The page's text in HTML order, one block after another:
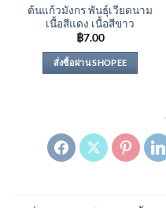
ต้นแก้วมังกร พันธุ์เวียดนาม
เนื้อสีแดง เนื้อสีขาว
฿7.00
สั่งซื้อผ่าน SHOPEE